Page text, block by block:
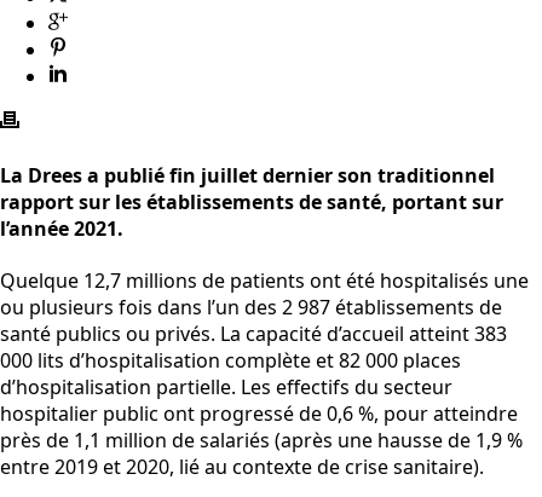
La Drees a publié fin juillet dernier son traditionnel
rapport sur les établissements de santé, portant sur
l’année 2021.
Quelque 12,7 millions de patients ont été hospitalisés une
ou plusieurs fois dans l’un des 2 987 établissements de
santé publics ou privés. La capacité d’accueil atteint 383
000 lits d’hospitalisation complète et 82 000 places
d’hospitalisation partielle. Les effectifs du secteur
hospitalier public ont progressé de 0,6 %, pour atteindre
près de 1,1 million de salariés (après une hausse de 1,9 %
entre 2019 et 2020, lié au contexte de crise sanitaire).